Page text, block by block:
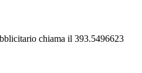
chiama il 393.5496623